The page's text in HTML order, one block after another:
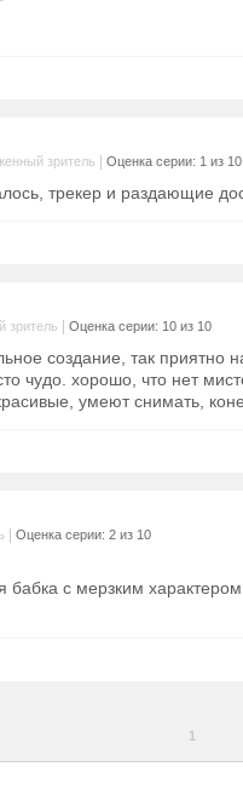
зритель Оценка серии: 1 из 10
трекер и раздающие
зритель Оценка серии: 10 из 10
создание, так приятно
чудо. хорошо, что нет
умеют снимать,
Оценка серии: 2 из 10
с мерзким характером
1